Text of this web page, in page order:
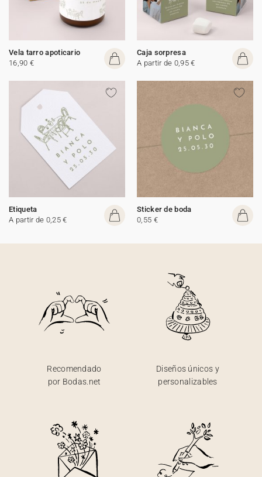
Vela tarro apoticario
16,90 €
Caja sorpresa
A partir de 0,95 €
Etiqueta
A partir de 0,25 €
Sticker de boda
0,55 €
Recomendado
por Bodas.net
Diseños únicos y
personalizables